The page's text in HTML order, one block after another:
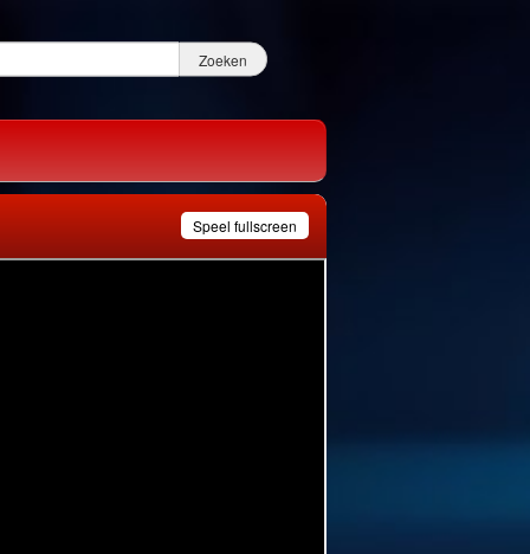
Speel fullscreen